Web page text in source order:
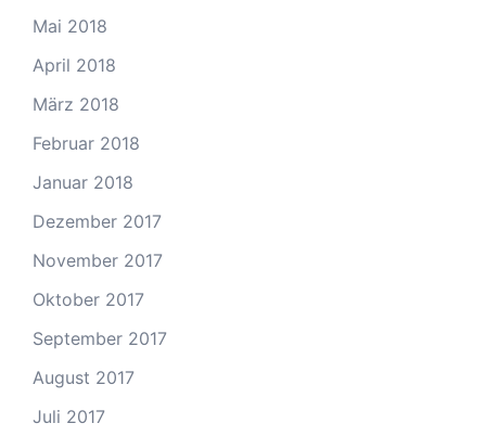
Mai 2018
April 2018
März 2018
Februar 2018
Januar 2018
Dezember 2017
November 2017
Oktober 2017
September 2017
August 2017
Juli 2017